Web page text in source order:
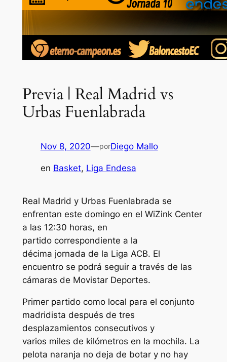
Previa | Real Madrid vs
Urbas Fuenlabrada
Nov 8, 2020—porDiego Mallo
en Basket, Liga Endesa
Real Madrid y Urbas Fuenlabrada se
enfrentan este domingo en el WiZink Center
a las 12:30 horas, en
partido correspondiente a la
décima jornada de la Liga ACB. El
encuentro se podrá seguir a través de las
cámaras de Movistar Deportes.
Primer partido como local para el conjunto
madridista después de tres
desplazamientos consecutivos y
varios miles de kilómetros en la mochila. La
pelota naranja no deja de botar y no hay